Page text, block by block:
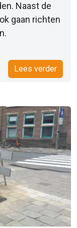
Naast de
gaan richten
Lees verder